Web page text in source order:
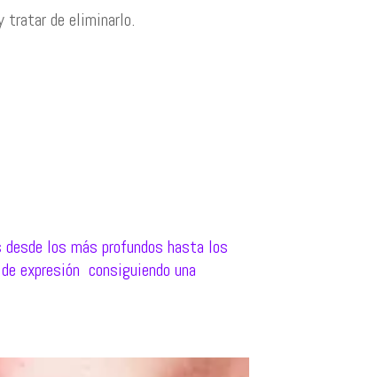
tratar de eliminarlo.
los más profundos hasta los
expresión consiguiendo una